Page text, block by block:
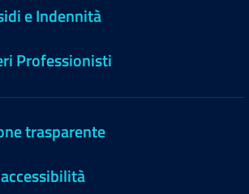
e Indennità
Professionisti
trasparente